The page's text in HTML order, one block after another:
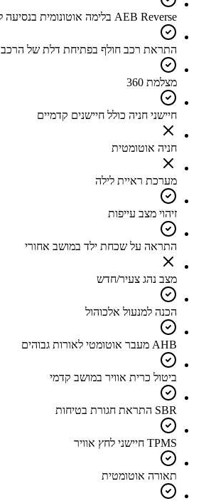
AEB Reverse בלימה אוטונומית בנסיעה לאחור
התראת רכב חולף בפתיחת דלת של הרכב
מצלמת 360
חיישני חניה כולל חיישנים קדמיים
חניה אוטומטית
מערכת ראיית לילה
זיהוי מצב עייפות
התראה על שכחת ילד במושב אחורי
מצב נהג צעיר/חדש
הכנה למנעול אלכוהול
AHB מעבר אוטומטי לאורות גבוהים
ביטול כרית אוויר במושב קדמי
SBR התראת חגורת בטיחות
TPMS חיישני לחץ אוויר
תאורה אוטומטית